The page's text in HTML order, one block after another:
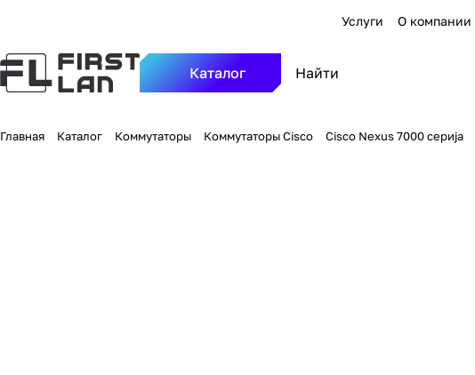
Услуги О компании
Каталог
Главная Каталог Коммутаторы Коммутаторы Cisco Cisco Nexus 7000 сериja